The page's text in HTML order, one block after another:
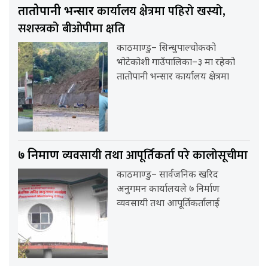
तातोपानी भन्सारकार्यालय क्षेत्रमा पहिरो खस्यो,
सशस्त्रको बीओपीमा क्षति
काठमाण्डु– सिन्धुपाल्चोकको
भोटेकोशी गाउँपालिका–३ मा रहेको
तातोपानी भन्सार कार्यालय क्षेत्रमा
७ निर्माणव्यवसायी तथा आपूर्तिकर्ता परे कालोसूचीमा
काठमाण्डु– सार्वजनिक खरिद
अनुगमन कार्यालयले ७ निर्माण
व्यवसायी तथा आपूर्तिकर्तालाई